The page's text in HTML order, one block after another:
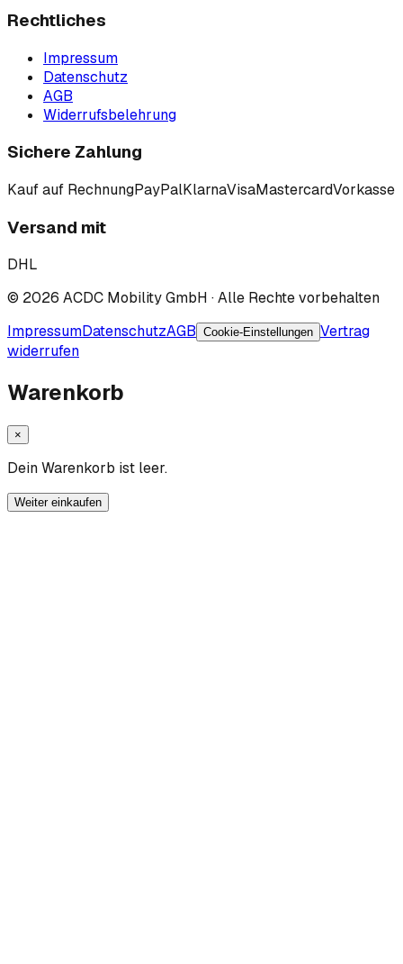
Rechtliches
Impressum
Datenschutz
AGB
Widerrufsbelehrung
Sichere Zahlung
Kauf auf RechnungPayPalKlarnaVisaMastercardVorkasse
Versand mit
DHL
© 2026 ACDC Mobility GmbH · Alle Rechte vorbehalten
ImpressumDatenschutzAGB Cookie-Einstellungen Vertrag
widerrufen
Warenkorb
×
Dein Warenkorb ist leer.
Weiter einkaufen